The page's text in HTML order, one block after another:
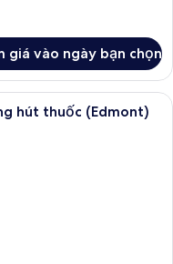
giá vào ngày bạn chọn
giường cao cấp, chăn bông,
hút thuốc (Edmont)